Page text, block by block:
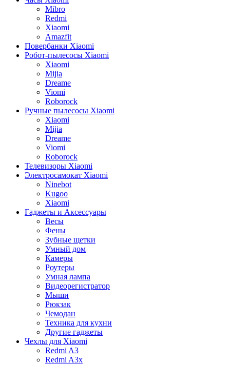
Mibro
Redmi
Xiaomi
Amazfit
Повербанки Xiaomi
Робот-пылесосы Xiaomi
Xiaomi
Mijia
Dreame
Viomi
Roborock
Ручные пылесосы Xiaomi
Xiaomi
Mijia
Dreame
Viomi
Roborock
Телевизоры Xiaomi
Электросамокат Xiaomi
Ninebot
Kugoo
Xiaomi
Гаджеты и Аксессуары
Весы
Фены
Зубные щетки
Умный дом
Камеры
Роутеры
Умная лампа
Видеорегистратор
Мыши
Рюкзак
Чемодан
Техника для кухни
Другие гаджеты
Чехлы для Xiaomi
Redmi A3
Redmi A3x